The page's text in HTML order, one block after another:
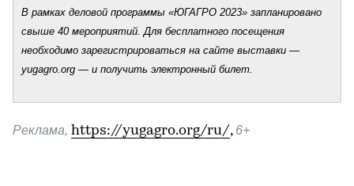
В рамках деловой программы «ЮГАГРО 2023» запланировано
свыше 40 мероприятий. Для бесплатного посещения
необходимо зарегистрироваться на сайте выставки —
yugagro.org — и получить электронный билет.
Реклама, https://yugagro.org/ru/, 6+